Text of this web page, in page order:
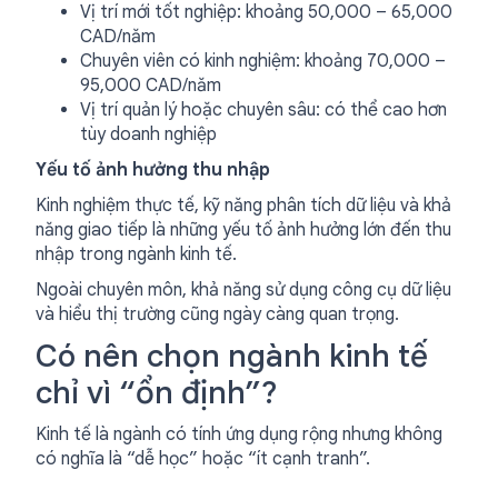
Vị trí mới tốt nghiệp: khoảng 50,000 – 65,000
CAD/năm
Chuyên viên có kinh nghiệm: khoảng 70,000 –
95,000 CAD/năm
Vị trí quản lý hoặc chuyên sâu: có thể cao hơn
tùy doanh nghiệp
Yếu tố ảnh hưởng thu nhập
Kinh nghiệm thực tế, kỹ năng phân tích dữ liệu và khả
năng giao tiếp là những yếu tố ảnh hưởng lớn đến thu
nhập trong ngành kinh tế.
Ngoài chuyên môn, khả năng sử dụng công cụ dữ liệu
và hiểu thị trường cũng ngày càng quan trọng.
Có nên chọn ngành kinh tế
chỉ vì “ổn định”?
Kinh tế là ngành có tính ứng dụng rộng nhưng không
có nghĩa là “dễ học” hoặc “ít cạnh tranh”.